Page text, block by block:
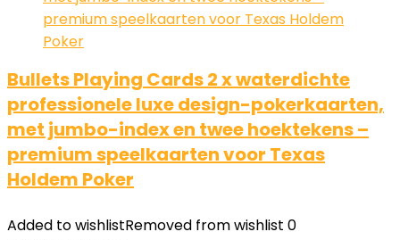
Bullets Playing Cards 2 x waterdichte
professionele luxe design-pokerkaarten,
met jumbo-index en twee hoektekens –
premium speelkaarten voor Texas
Holdem Poker
Added to wishlistRemoved from wishlist 0